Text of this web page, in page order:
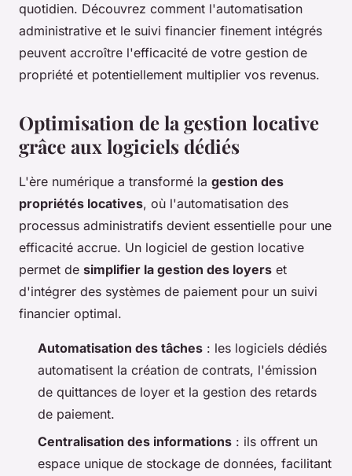
quotidien. Découvrez comment l'automatisation
administrative et le suivi financier finement intégrés
peuvent accroître l'efficacité de votre gestion de
propriété et potentiellement multiplier vos revenus.
Optimisation de la gestion locative
grâce aux logiciels dédiés
L'ère numérique a transformé la gestion des
propriétés locatives, où l'automatisation des
processus administratifs devient essentielle pour une
efficacité accrue. Un logiciel de gestion locative
permet de simplifier la gestion des loyers et
d'intégrer des systèmes de paiement pour un suivi
financier optimal.
Automatisation des tâches : les logiciels dédiés
automatisent la création de contrats, l'émission
de quittances de loyer et la gestion des retards
de paiement.
Centralisation des informations : ils offrent un
espace unique de stockage de données, facilitant